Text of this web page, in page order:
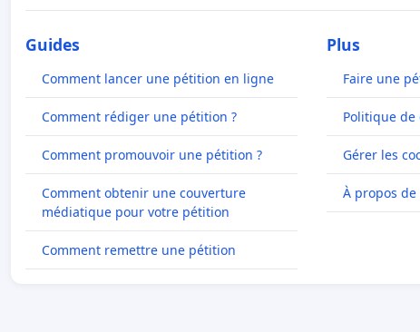
Guides
Comment lancer une pétition en ligne
Comment rédiger une pétition ?
Comment promouvoir une pétition ?
Comment obtenir une couverture
médiatique pour votre pétition
Comment remettre une pétition
Plus
Faire une
Politique
Gérer les
À propos de